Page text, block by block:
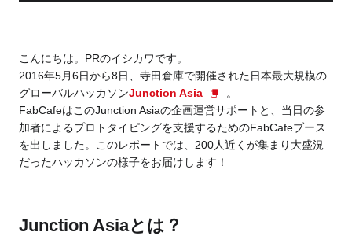
Business service
こんにちは。PRのイシカワです。
2016年5月6日から8日、寺田倉庫で開催された日本最大規模の
グローバルハッカソンJunction Asia
。
FabCafeはこのJunction Asiaの企画運営サポートと、当日の参
加者によるプロトタイピングを支援するためのFabCafeブース
を出しました。このレポートでは、200人近くが集まり大盛況
だったハッカソンの様子をお届けします！
Junction Asiaとは？